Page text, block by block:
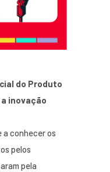
do Produto
inovação
a conhecer os
pelos
pela